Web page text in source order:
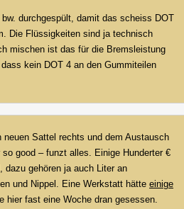
durchgespült, damit das scheiss DOT
Die Flüssigkeiten sind ja technisch
mischen ist das für die Bremsleistung
kein DOT 4 an den Gummiteilen
Sattel rechts und dem Austausch
good – funzt alles. Einige Hunderter €
dazu gehören ja auch Liter an
und Nippel. Eine Werkstatt hätte einige
hier fast eine Woche dran gesessen.